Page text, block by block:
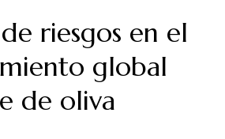
riesgos en el
global
de oliva